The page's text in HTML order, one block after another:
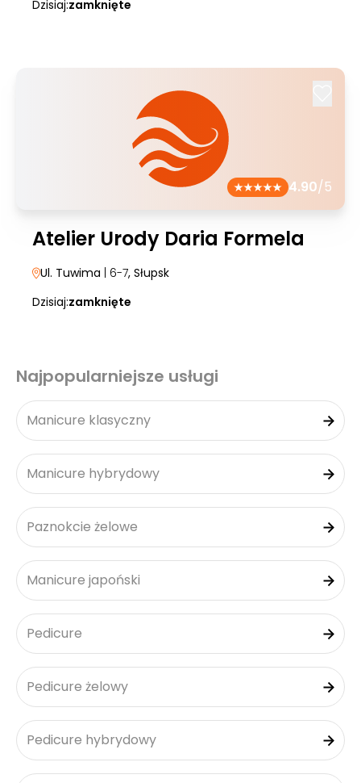
Dzisiaj:zamknięte
4.90/5
Atelier Urody Daria Formela
Ul. Tuwima | 6-7, Słupsk
Dzisiaj:zamknięte
Najpopularniejsze usługi
Manicure klasyczny
Manicure hybrydowy
Paznokcie żelowe
Manicure japoński
Pedicure
Pedicure żelowy
Pedicure hybrydowy